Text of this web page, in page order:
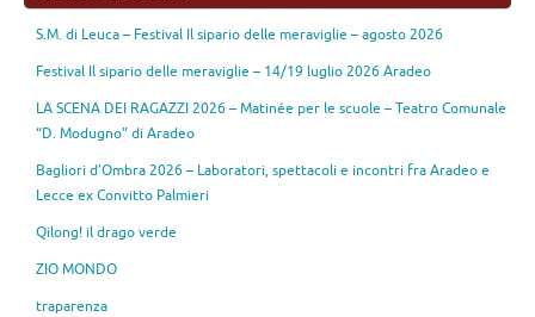
S.M. di Leuca – Festival Il sipario delle meraviglie – agosto 2026
Festival Il sipario delle meraviglie – 14/19 luglio 2026 Aradeo
LA SCENA DEI RAGAZZI 2026 – Matinée per le scuole – Teatro Comunale
“D. Modugno” di Aradeo
Bagliori d’Ombra 2026 – Laboratori, spettacoli e incontri fra Aradeo e
Lecce ex Convitto Palmieri
Qilong! il drago verde
ZIO MONDO
traparenza